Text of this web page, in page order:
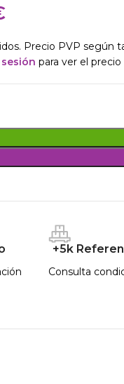
Precio PVP según
para ver el
+5k
Consulta